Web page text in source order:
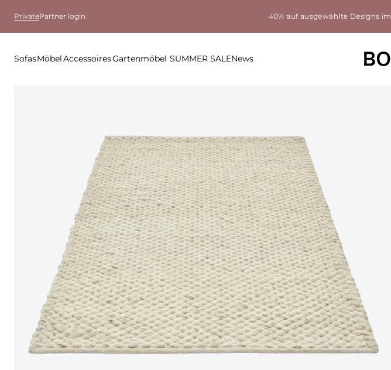
PrivatePartner login 40% auf ausgewählte Designs
SofasMöbelAccessoiresGartenmöbel SUMMER SALENews